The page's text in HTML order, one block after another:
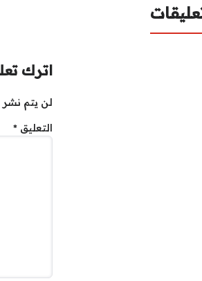
اترك
لن يتم نشر
التعليق *